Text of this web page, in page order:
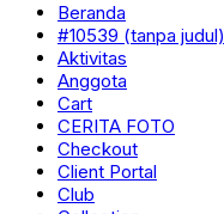
Beranda
#10539 (tanpa judul)
Aktivitas
Anggota
Cart
CERITA FOTO
Checkout
Client Portal
Club